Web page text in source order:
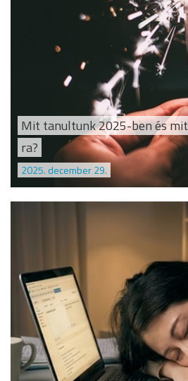
Mit tanultunk 2025-ben és
ra?
2025. december 29.